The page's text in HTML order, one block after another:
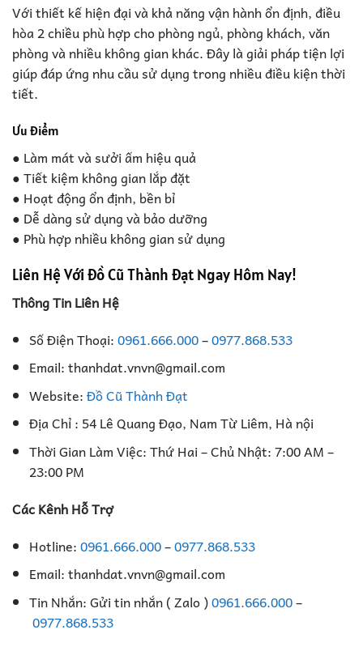
Với thiết kế hiện đại và khả năng vận hành ổn định, điều
hòa 2 chiều phù hợp cho phòng ngủ, phòng khách, văn
phòng và nhiều không gian khác. Đây là giải pháp tiện lợi
giúp đáp ứng nhu cầu sử dụng trong nhiều điều kiện thời
tiết.
Ưu điểm
● Làm mát và sưởi ấm hiệu quả
● Tiết kiệm không gian lắp đặt
● Hoạt động ổn định, bền bỉ
● Dễ dàng sử dụng và bảo dưỡng
● Phù hợp nhiều không gian sử dụng
Liên Hệ Với Đồ Cũ Thành Đạt Ngay Hôm Nay!
Thông Tin Liên Hệ
Số Điện Thoại:0961.666.000–0977.868.533
Email: thanhdat.vnvn@gmail.com
Website:Đồ Cũ Thành Đạt
Địa Chỉ : 54 Lê Quang Đạo, Nam Từ Liêm, Hà nội
Thời Gian Làm Việc: Thứ Hai – Chủ Nhật: 7:00 AM –
23:00 PM
Các Kênh Hỗ Trợ
Hotline:0961.666.000–0977.868.533
Email: thanhdat.vnvn@gmail.com
Tin Nhắn: Gửi tin nhắn ( Zalo )0961.666.000–
0977.868.533